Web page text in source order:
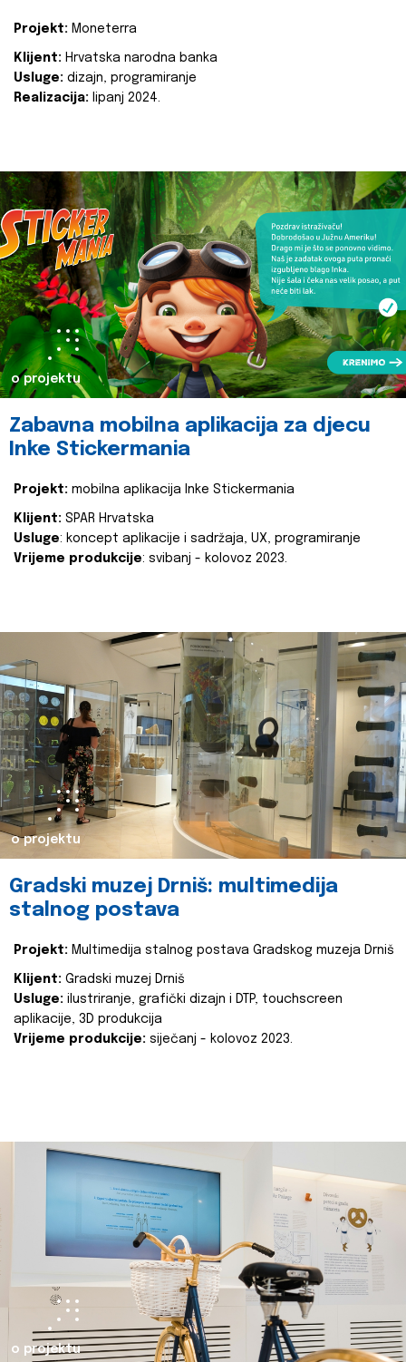
Projekt: Moneterra
Klijent: Hrvatska narodna banka
Usluge: dizajn, programiranje
Realizacija: lipanj 2024.
o projektu
Zabavna mobilna aplikacija za djecu
Inke Stickermania
Projekt: mobilna aplikacija Inke Stickermania
Klijent: SPAR Hrvatska
Usluge: koncept aplikacije i sadržaja, UX, programiranje
Vrijeme produkcije: svibanj - kolovoz 2023.
o projektu
Gradski muzej Drniš: multimedija
stalnog postava
Projekt: Multimedija stalnog postava Gradskog muzeja Drniš
Klijent: Gradski muzej Drniš
Usluge: ilustriranje, grafički dizajn i DTP, touchscreen
aplikacije, 3D produkcija
Vrijeme produkcije: siječanj - kolovoz 2023.
o projektu